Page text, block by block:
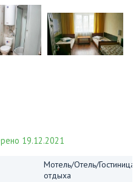
19.12.2021
Мотель/Отель/
отдыха